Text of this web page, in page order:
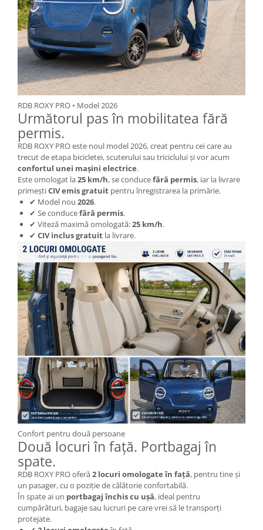
Cauciucuri
Controllere
Incarcatoare
Biciclete Electrice
⬇ TIPURI
Barbati
Dama
Ieftine
Pliabila
Tip Scuter
⬇ MARCI
Kuba
Ztech
PIESE DE SCHIMB
Acceleratii
Acumulatori
Acumulatori 24V
Acumulatori 36V
Acumulatori 48V
Cauciucuri
Cauciucuri Fat Bike
Camere
Controllere
Display
Incarcatoare 24V
Incarcatoare 36V
Incarcatoare 48V
ACCESORII
Lumini
Kit Conversie
Piese Trotinete Electrice
PIESE UNIVERSALE
Baterie Trotineta Electrica
RDB ROXY PRO • Model 2026
Următorul pas în mobilitatea fără
permis.
RDB ROXY PRO este noul model 2026, creat pentru cei care au
trecut de etapa bicicletei, scuterului sau triciclului și vor acum
confortul unei mașini electrice.
Este omologat la25 km/h, se conducefără permis, iar la livrare
primeștiCIV emis gratuit pentru înregistrarea la primărie.
✔ Model nou 2026.
✔ Se conducefără permis.
✔ Viteză maximă omologată:25 km/h.
✔ CIV inclus gratuit la livrare.
Confort pentru două persoane
Două locuri în față. Portbagaj în
spate.
RDB ROXY PRO oferă2 locuri omologate în față, pentru tine și
un pasager, cu o poziție de călătorie confortabilă.
În spate ai un portbagaj închis cu ușă, ideal pentru
cumpărături, bagaje sau lucruri pe care vrei să le transporți
protejate.